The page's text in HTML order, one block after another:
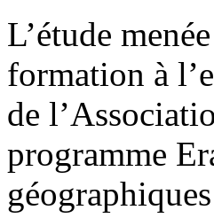
L’étude
formation à
de
programme